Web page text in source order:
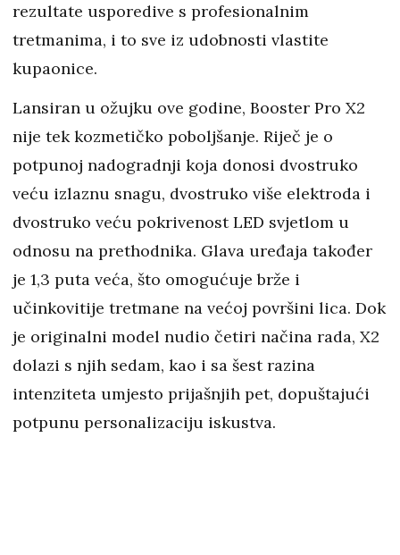
rezultate usporedive s profesionalnim
tretmanima, i to sve iz udobnosti vlastite
kupaonice.
Lansiran u ožujku ove godine, Booster Pro X2
nije tek kozmetičko poboljšanje. Riječ je o
potpunoj nadogradnji koja donosi dvostruko
veću izlaznu snagu, dvostruko više elektroda i
dvostruko veću pokrivenost LED svjetlom u
odnosu na prethodnika. Glava uređaja također
je 1,3 puta veća, što omogućuje brže i
učinkovitije tretmane na većoj površini lica. Dok
je originalni model nudio četiri načina rada, X2
dolazi s njih sedam, kao i sa šest razina
intenziteta umjesto prijašnjih pet, dopuštajući
potpunu personalizaciju iskustva.